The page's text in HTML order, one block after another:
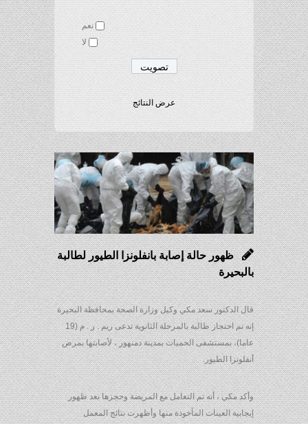
نعم
لا
عرض النتائج
ظهور حالة إصابة بانفلونزا الطيور لطالبة
بالبحيرة
قال الدكتور سعد مكي وكيل وزارة الصحة بمحافظة البحيرة
إنه تم احتجاز طالبة بالمرحلة الثانوية تدعى ريم . ر . م (19
عاما)، بمستشفى الحميات بمدينة دمنهور ، لأصابتها بمرض
أنفلونزا الطيور.
وأكد مكي ، أنه تم التعامل مع المريضة وحجزها بعد ظهور
إيجابية العينات المأخوذة منها وأظهرت نتائج المعمل